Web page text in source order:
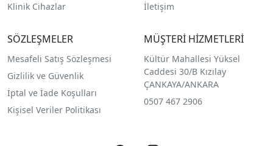
Klinik Cihazlar
İletişim
SÖZLEŞMELER
Mesafeli Satış Sözleşmesi
Gizlilik ve Güvenlik
İptal ve İade Koşulları
Kişisel Veriler Politikası
MÜŞTERİ HİZMETLERİ
Kültür Mahallesi Yüksel
Caddesi 30/B Kızılay
ÇANKAYA/ANKARA
0507 467 2906